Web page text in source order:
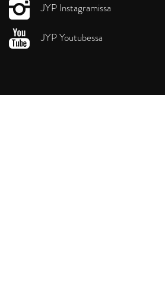
JYP Instagramissa
JYP Youtubessa